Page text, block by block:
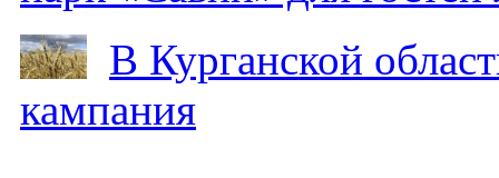
В Курганской
кампания